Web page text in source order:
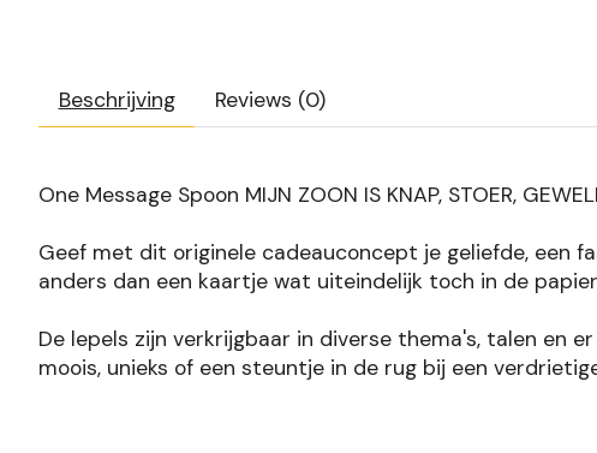
Beschrijving Reviews (0)
One Message Spoon MIJN ZOON IS KNAP, STOER,
Geef met dit originele cadeauconcept je geliefde, een
anders dan een kaartje wat uiteindelijk toch in de
De lepels zijn verkrijgbaar in diverse thema's, talen en
moois, unieks of een steuntje in de rug bij een